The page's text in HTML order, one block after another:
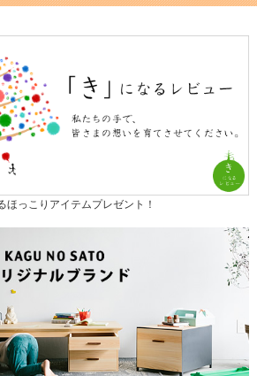
ほっこりアイテムプレゼント！